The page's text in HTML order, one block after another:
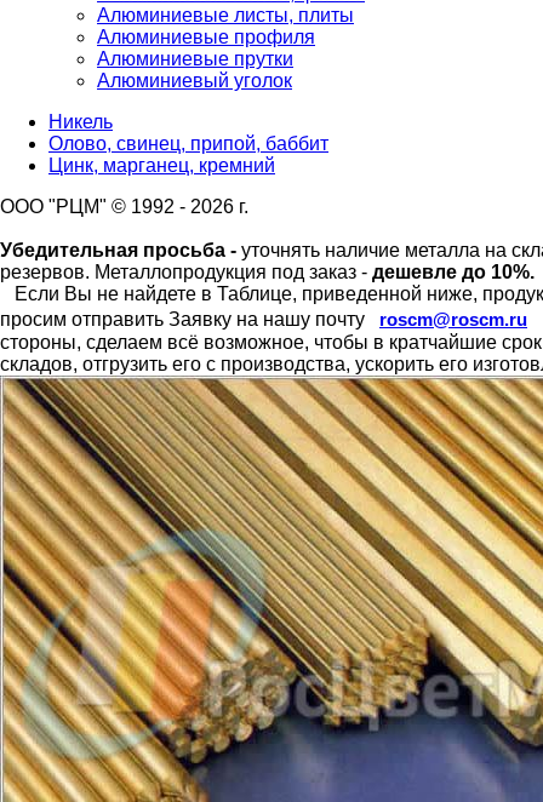
Алюминиевые листы, плиты
Алюминиевые профиля
Алюминиевые прутки
Алюминиевый уголок
Никель
Олово, свинец, припой, баббит
Цинк, марганец, кремний
ООО "РЦМ" © 1992 - 2026 г.
Убедительная просьба - уточнять наличие металла на
резервов. Металлопродукция под заказ - дешевле до 10%.
Если Вы не найдете в Таблице, приведенной ниже,
просим отправить Заявку на нашу почту
roscm@roscm.ru
стороны, сделаем всё возможное, чтобы в кратчайшие
складов, отгрузить его с производства, ускорить его